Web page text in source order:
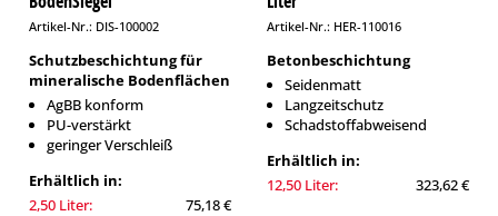
Artikel-Nr.: DIS-100002
Schutzbeschichtung für
mineralische Bodenflächen
AgBB konform
PU-verstärkt
geringer Verschleiß
Erhältlich in:
2,50 Liter:
75,18 €
Artikel-Nr.: HER-110016
Betonbeschichtung
Seidenmatt
Langzeitschutz
Schadstoffabweisend
Erhältlich in:
12,50 Liter:
323,62 €